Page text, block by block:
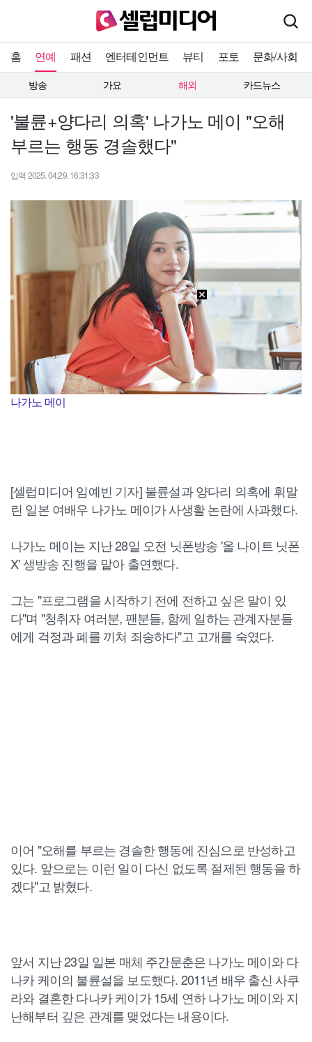
홈 연예 패션 엔터테인먼트 뷰티 포토 문화/사회
방송 가요 해외 카드뉴스
'불륜+양다리 의혹' 나가노 메이 "오해
부르는 행동 경솔했다"
입력 2025. 04.29. 16:31:33
나가노 메이
[셀럽미디어 임예빈 기자] 불륜설과 양다리 의혹에 휘말
린 일본 여배우 나가노 메이가 사생활 논란에 사과했다.
나가노 메이는 지난 28일 오전 닛폰방송 '올 나이트 닛폰
X' 생방송 진행을 맡아 출연했다.
그는 "프로그램을 시작하기 전에 전하고 싶은 말이 있
다"며 "청취자 여러분, 팬분들, 함께 일하는 관계자분들
에게 걱정과 폐를 끼쳐 죄송하다"고 고개를 숙였다.
이어 "오해를 부르는 경솔한 행동에 진심으로 반성하고
있다. 앞으로는 이런 일이 다신 없도록 절제된 행동을 하
겠다"고 밝혔다.
앞서 지난 23일 일본 매체 주간문춘은 나가노 메이와 다
나카 케이의 불륜설을 보도했다. 2011년 배우 출신 사쿠
라와 결혼한 다나카 케이가 15세 연하 나가노 메이와 지
난해부터 깊은 관계를 맺었다는 내용이다.